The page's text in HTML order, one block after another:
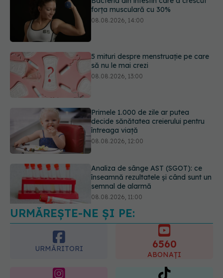
să nu le mai crezi
08.08.2026, 13:00
Primele 1.000 de zile ar putea
decide sănătatea creierului pentru
întreaga viață
Analiza de sânge AST (SGOT): ce
înseamnă rezultatele și când sunt un
semnal de alarmă
08.08.2026, 11:00
Diagnosticele de autism la fete au
crescut după pandemia de COVID-
19
08.08.2026, 15:00
URMĂREȘTE-NE ȘI PE:
URMĂRITORI 6560
ABONAȚI